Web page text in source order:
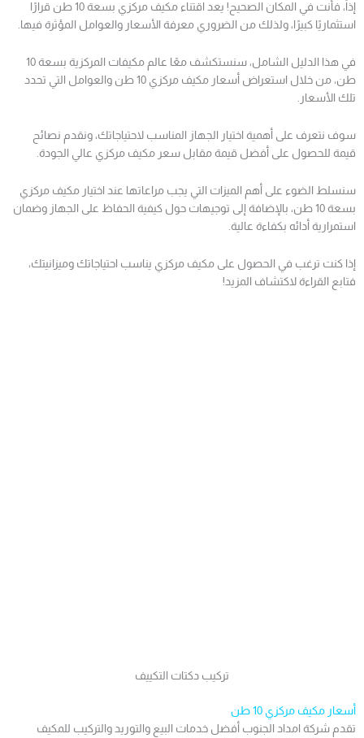
إذاً، فأنت في المكان الصحيح! يعد اقتناء مكيف مركزي بسعة 10 طن قرارًا
استثماريًا كبيرًا، ولذلك من الضروري معرفة الأسعار والعوامل المؤثرة فيها.
في هذا الدليل الشامل، سنستكشف معًا عالم مكيفات المركزية بسعة 10
طن، من خلال استعراض أسعار مكيف مركزي 10 طن والعوامل التي تحدد
تلك الأسعار.
سوف نتعرف على أهمية اختيار الجهاز المناسب لاحتياجاتك، ونقدم نصائح
قيمة للحصول على أفضل قيمة مقابل سعر مكيف مركزي عالي الجودة.
سنسلط الضوء على أهم الميزات التي يجب مراعاتها عند اختيار مكيف مركزي
بسعة 10 طن، بالإضافة إلى توجيهات حول كيفية الحفاظ على الجهاز وضمان
استمرارية أدائه بكفاءة عالية.
إذا كنت ترغب في الحصول على مكيف مركزي يناسب احتياجاتك وميزانيتك،
فتابع القراءة لاكتشاف المزيد!
تركيب دكتات التكييف
أسعار مكيف مركزي 10 طن
تقدم شركة امداد الجنوب أفضل خدمات البيع والتوريد والتركيب للمكيف